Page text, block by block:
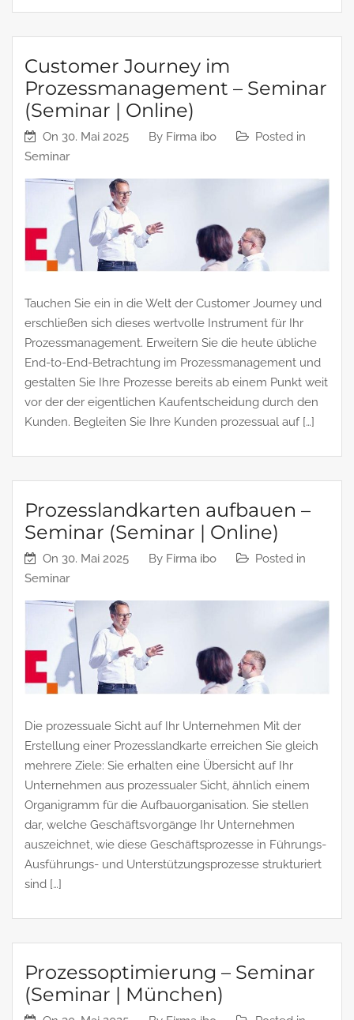
Customer Journey im
Prozessmanagement – Seminar
(Seminar | Online)
On 30. Mai 2025 By Firma ibo
Posted in
Seminar
Tauchen Sie ein in die Welt der Customer Journey und
erschließen sich dieses wertvolle Instrument für Ihr
Prozessmanagement. Erweitern Sie die heute übliche
End-to-End-Betrachtung im Prozessmanagement und
gestalten Sie Ihre Prozesse bereits ab einem Punkt weit
vor der der eigentlichen Kaufentscheidung durch den
Kunden. Begleiten Sie Ihre Kunden prozessual auf […]
Prozesslandkarten aufbauen –
Seminar (Seminar | Online)
On 30. Mai 2025 By Firma ibo
Posted in
Seminar
Die prozessuale Sicht auf Ihr Unternehmen Mit der
Erstellung einer Prozesslandkarte erreichen Sie gleich
mehrere Ziele: Sie erhalten eine Übersicht auf Ihr
Unternehmen aus prozessualer Sicht, ähnlich einem
Organigramm für die Aufbauorganisation. Sie stellen
dar, welche Geschäftsvorgänge Ihr Unternehmen
auszeichnet, wie diese Geschäftsprozesse in Führungs-
Ausführungs- und Unterstützungsprozesse strukturiert
sind […]
Prozessoptimierung – Seminar
(Seminar | München)